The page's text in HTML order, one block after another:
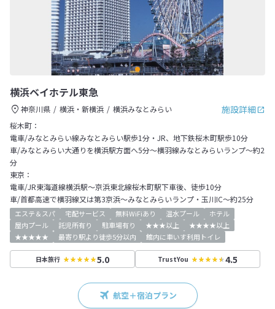
横浜ベイホテル東急
施設詳細
神奈川県 横浜・新横浜
横浜みなとみらい
桜木町：
電車/みなとみらい線みなとみらい駅歩1分・JR、地下鉄桜木町駅歩10分
車/みなとみらい大通りを横浜駅方面へ5分～横羽線みなとみらいランプ～約2
分
東京：
電車/JR東海道線横浜駅～京浜東北線桜木町駅下車後、徒歩10分
車/首都高速で横羽線又は第3京浜～みなとみらいランプ・玉川IC～約25分
エステ＆スパ 宅配サービス 無料WiFiあり 温水プール
ホテル
屋内プール
託児所有り 駐車場有り ★★★以上
★★★★以上
★★★★★
最寄り駅より徒歩5分以内 館内に車いす利用トイレ
日本旅行 5.0 TrustYou 4.5
航空＋宿泊プラン